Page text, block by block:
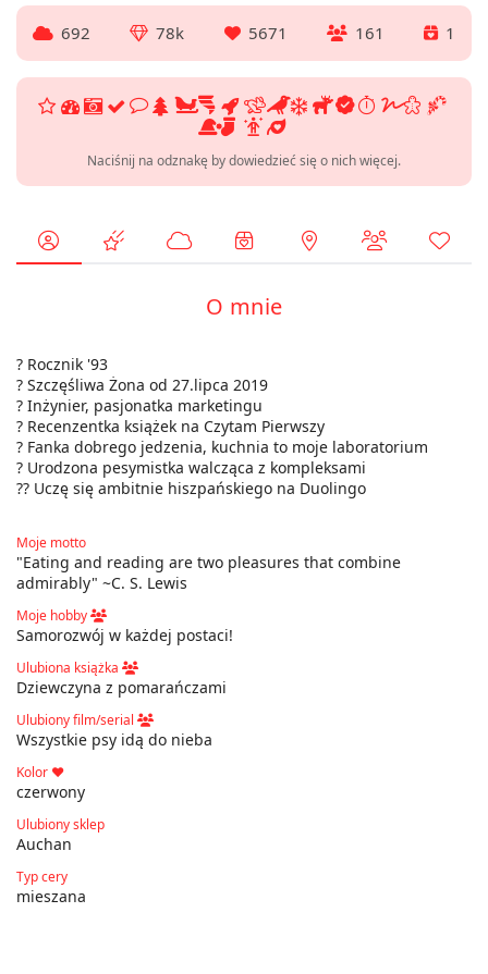
692 78k 5671 161 1
Naciśnij na odznakę by dowiedzieć się o nich więcej.
O mnie
? Rocznik '93
? Szczęśliwa Żona od 27.lipca 2019
? Inżynier, pasjonatka marketingu
? Recenzentka książek na Czytam Pierwszy
? Fanka dobrego jedzenia, kuchnia to moje laboratorium
? Urodzona pesymistka walcząca z kompleksami
?? Uczę się ambitnie hiszpańskiego na Duolingo
Moje motto
"Eating and reading are two pleasures that combine
admirably" ~C. S. Lewis
Moje hobby
Samorozwój w każdej postaci!
Ulubiona książka
Dziewczyna z pomarańczami
Ulubiony film/serial
Wszystkie psy idą do nieba
Kolor ❤
czerwony
Ulubiony sklep
Auchan
Typ cery
mieszana